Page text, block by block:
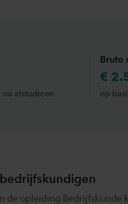
afstuderen
Bruto
€
op
de opleiding Bedrijfskunde